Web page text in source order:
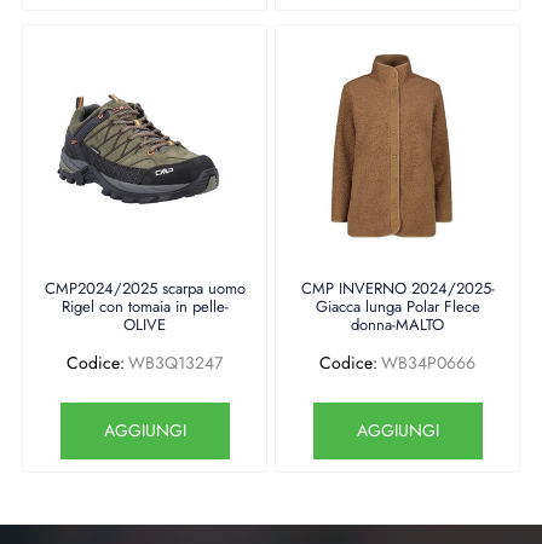
CMP2024/2025 scarpa uomo
Rigel con tomaia in pelle-
OLIVE
Codice: WB3Q13247
AGGIUNGI
CMP INVERNO 2024/2025-
Giacca lunga Polar Flece
donna-MALTO
Codice: WB34P0666
AGGIUNGI